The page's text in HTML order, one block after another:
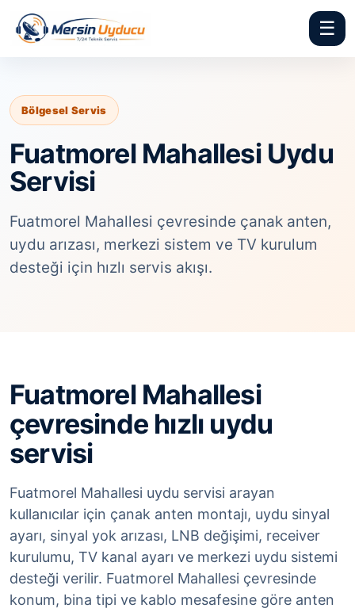
☰
Bölgesel Servis
Fuatmorel Mahallesi Uydu
Servisi
Fuatmorel Mahallesi çevresinde çanak anten,
uydu arızası, merkezi sistem ve TV kurulum
desteği için hızlı servis akışı.
Fuatmorel Mahallesi
çevresinde hızlı uydu
servisi
Fuatmorel Mahallesi uydu servisi arayan
kullanıcılar için çanak anten montajı, uydu sinyal
ayarı, sinyal yok arızası, LNB değişimi, receiver
kurulumu, TV kanal ayarı ve merkezi uydu sistemi
desteği verilir. Fuatmorel Mahallesi çevresinde
konum, bina tipi ve kablo mesafesine göre anten